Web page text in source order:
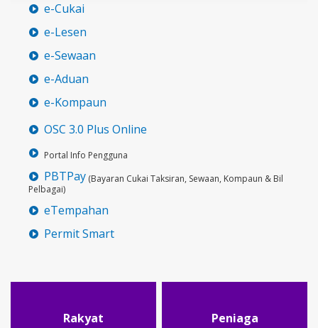
e-Cukai
e-Lesen
e-Sewaan
e-Aduan
e-Kompaun
OSC 3.0 Plus Online
Portal Info Pengguna
PBTPay (Bayaran Cukai Taksiran, Sewaan, Kompaun & Bil
Pelbagai)
eTempahan
Permit Smart
Rakyat Peniaga